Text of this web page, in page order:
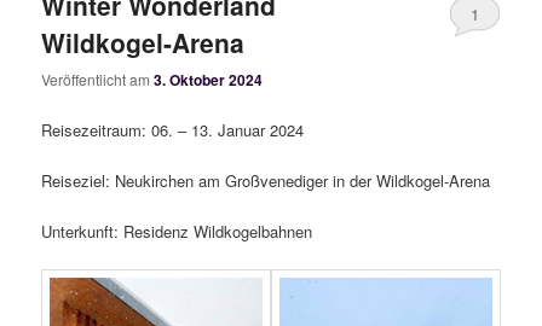
Wildkogel-Arena
Veröffentlicht am3. Oktober 2024
1
Reisezeitraum: 06. – 13. Januar 2024
Reiseziel: Neukirchen am Großvenediger in der Wildkogel-Arena
Unterkunft: Residenz Wildkogelbahnen